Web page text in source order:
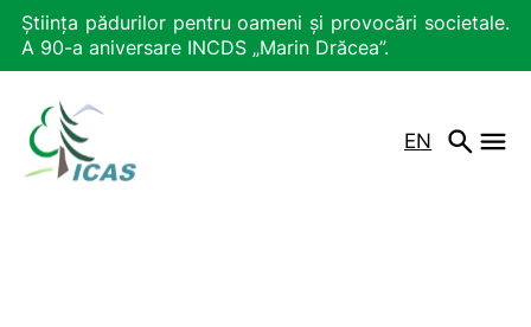
Știința pădurilor pentru oameni și provocări societale.
A 90-a aniversare INCDS „Marin Drăcea”.
EN